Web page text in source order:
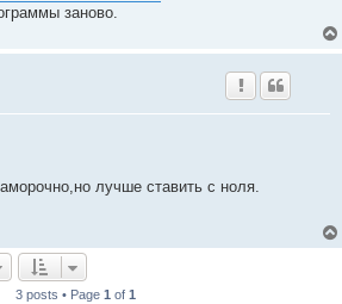
заново.
лучше ставить с ноля.
3 posts • Page 1 of 1